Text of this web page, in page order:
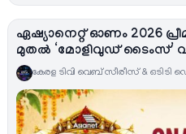
ഏഷ്യാനെറ്റ് ഓണം 2026
മുതൽ ‘മോളിവുഡ്
കേരള ടിവി വെബ് സീരീസ് & ഒടിടി